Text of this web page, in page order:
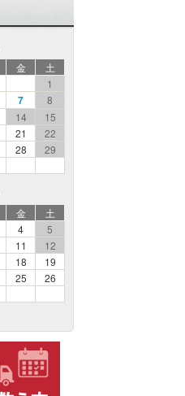
金
土
1
7
8
14
15
21
22
28
29
金
土
4
5
11
12
18
19
25
26